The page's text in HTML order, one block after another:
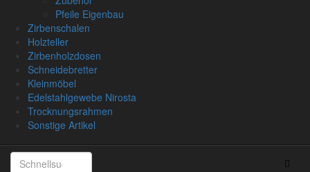
Pfeile Eigenbau
Zirbenschalen
Holzteller
Zirbenholzdosen
Schneidebretter
Kleinmöbel
Edelstahlgewebe Nirosta
Trocknungsrahmen
Sonstige Artikel
Zedernholzpfeil
Artikel-Nr.:
PFZEDXX
Gewicht:
0.03kg
Verpackungseinheit:
Optionen: